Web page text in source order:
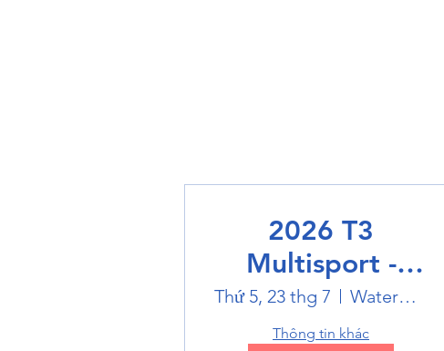
2026 T3
Multisport -
Swimming
Thứ 5, 23 thg 7 Waterworld
Thông tin khác